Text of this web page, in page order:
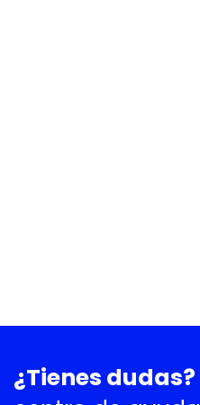
¿Tienes dudas?